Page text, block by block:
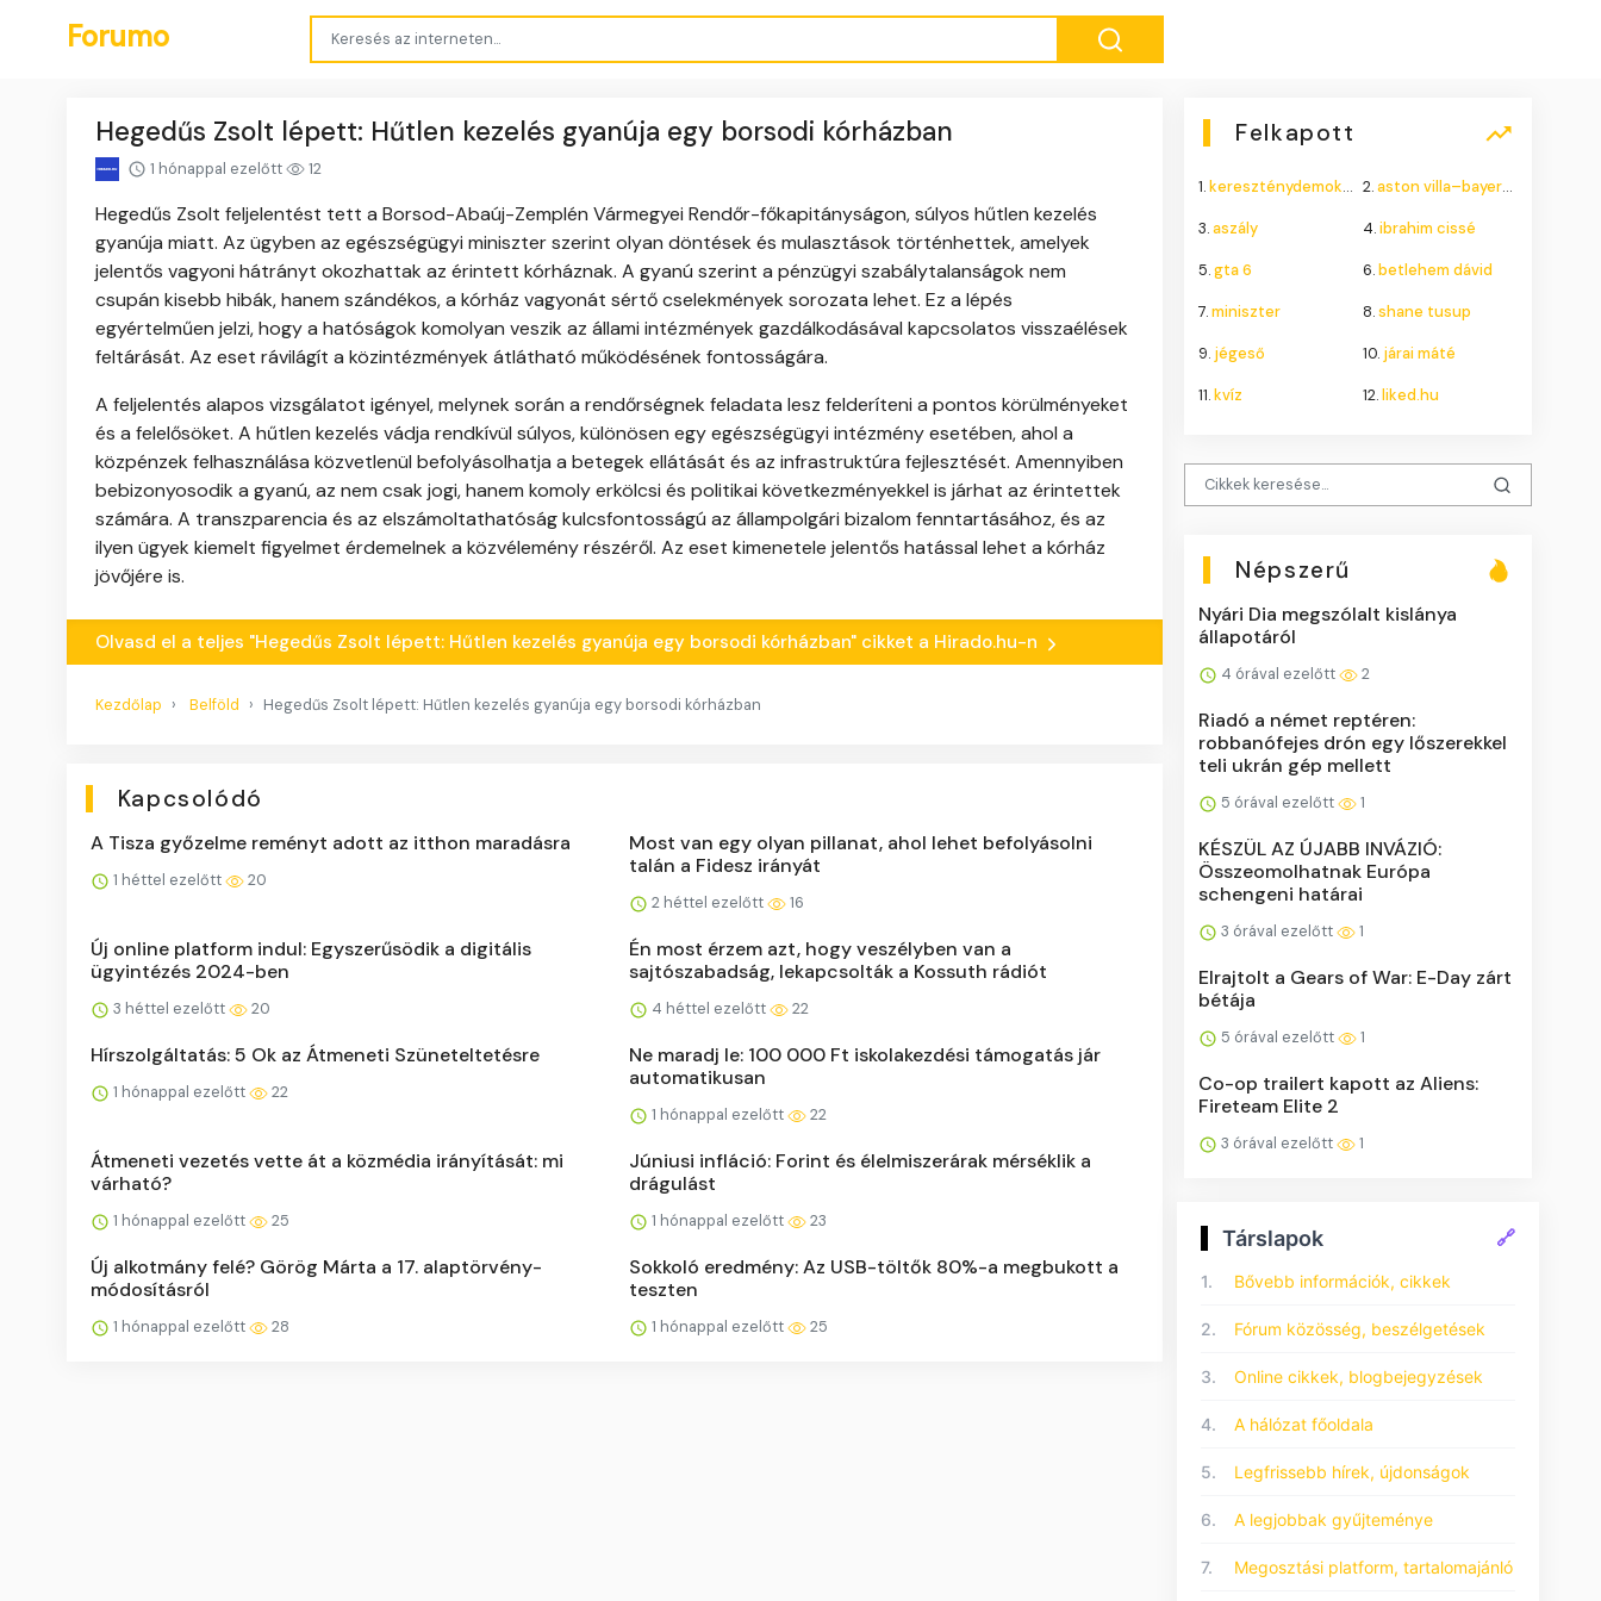
Forumo
Hegedűs Zsolt lépett: Hűtlen kezelés gyanúja egy borsodi kórházban
1 hónappal ezelőtt 12
Hegedűs Zsolt feljelentést tett a Borsod-Abaúj-Zemplén Vármegyei Rendőr-főkapitányságon, súlyos hűtlen kezelés
gyanúja miatt. Az ügyben az egészségügyi miniszter szerint olyan döntések és mulasztások történhettek, amelyek
jelentős vagyoni hátrányt okozhattak az érintett kórháznak. A gyanú szerint a pénzügyi szabálytalanságok nem
csupán kisebb hibák, hanem szándékos, a kórház vagyonát sértő cselekmények sorozata lehet. Ez a lépés
egyértelműen jelzi, hogy a hatóságok komolyan veszik az állami intézmények gazdálkodásával kapcsolatos visszaélések
feltárását. Az eset rávilágít a közintézmények átlátható működésének fontosságára.
A feljelentés alapos vizsgálatot igényel, melynek során a rendőrségnek feladata lesz felderíteni a pontos körülményeket
és a felelősöket. A hűtlen kezelés vádja rendkívül súlyos, különösen egy egészségügyi intézmény esetében, ahol a
közpénzek felhasználása közvetlenül befolyásolhatja a betegek ellátását és az infrastruktúra fejlesztését. Amennyiben
bebizonyosodik a gyanú, az nem csak jogi, hanem komoly erkölcsi és politikai következményekkel is járhat az érintettek
számára. A transzparencia és az elszámoltathatóság kulcsfontosságú az állampolgári bizalom fenntartásához, és az
ilyen ügyek kiemelt figyelmet érdemelnek a közvélemény részéről. Az eset kimenetele jelentős hatással lehet a kórház
jövőjére is.
Olvasd el a teljes "Hegedűs Zsolt lépett: Hűtlen kezelés gyanúja egy borsodi kórházban" cikket a Hirado.hu-n
Kezdőlap Belföld Hegedűs Zsolt lépett: Hűtlen kezelés gyanúja egy borsodi kórházban
Kapcsolódó
A Tisza győzelme reményt adott az itthon maradásra
1 héttel ezelőtt 20
Most van egy olyan pillanat, ahol lehet befolyásolni
talán a Fidesz irányát
2 héttel ezelőtt 16
Új online platform indul: Egyszerűsödik a digitális
ügyintézés 2024-ben
3 héttel ezelőtt 20
Én most érzem azt, hogy veszélyben van a
sajtószabadság, lekapcsolták a Kossuth rádiót
4 héttel ezelőtt 22
Hírszolgáltatás: 5 Ok az Átmeneti Szüneteltetésre
1 hónappal ezelőtt 22
Ne maradj le: 100 000 Ft iskolakezdési támogatás jár
automatikusan
1 hónappal ezelőtt 22
Átmeneti vezetés vette át a közmédia irányítását: mi
várható?
1 hónappal ezelőtt 25
Júniusi infláció: Forint és élelmiszerárak mérséklik a
drágulást
1 hónappal ezelőtt 23
Új alkotmány felé? Görög Márta a 17. alaptörvény-
módosításról
1 hónappal ezelőtt 28
Sokkoló eredmény: Az USB-töltők 80%-a megbukott a
teszten
1 hónappal ezelőtt 25
Felkapott
1.kereszténydemokrata néppárt 2.aston villa–bayern münchen
3.aszály 4.ibrahim cissé
5.gta 6 6.betlehem dávid
7.miniszter 8.shane tusup
9. jégeső 10. járai máté
11.kvíz 12.liked.hu
Népszerű
Nyári Dia megszólalt kislánya
állapotáról
4 órával ezelőtt 2
Riadó a német reptéren:
robbanófejes drón egy lőszerekkel
teli ukrán gép mellett
5 órával ezelőtt 1
KÉSZÜL AZ ÚJABB INVÁZIÓ:
Összeomolhatnak Európa
schengeni határai
3 órával ezelőtt 1
Elrajtolt a Gears of War: E-Day zárt
bétája
5 órával ezelőtt 1
Co-op trailert kapott az Aliens:
Fireteam Elite 2
3 órával ezelőtt 1
Társlapok 🔗
1. Bővebb információk, cikkek
2. Fórum közösség, beszélgetések
3. Online cikkek, blogbejegyzések
4. A hálózat főoldala
5. Legfrissebb hírek, újdonságok
6. A legjobbak gyűjteménye
7. Megosztási platform, tartalomajánló